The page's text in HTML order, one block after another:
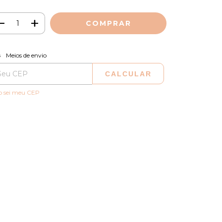
para o CEP:
Meios de envio
CALCULAR
sei meu CEP